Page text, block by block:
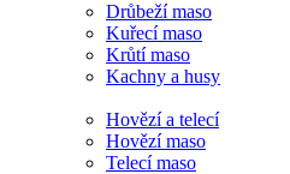
Drůbeží maso
Kuřecí maso
Krůtí maso
Kachny a husy
Hovězí a telecí
Hovězí maso
Telecí maso